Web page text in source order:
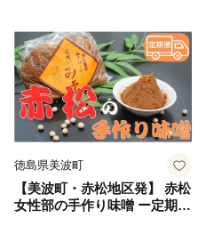
徳島県美波町
【美波町・赤松地区発】 赤松
女性部の手作り味噌 ー定期便